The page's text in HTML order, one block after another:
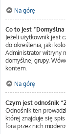
Na górę
Co to jest
Jeżeli użytkownik jest
do określenia, jaki
Administrator witryny
domyślnej grupy.
kontem.
Na górę
Czym jest odnośnik
Odnośnik ten
której znajduje się
fora przez nich